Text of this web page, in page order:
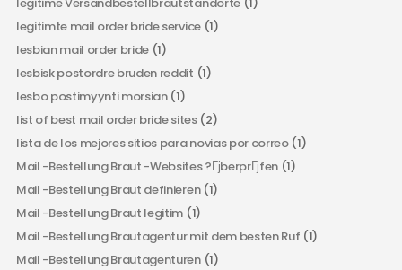
legitimte mail order bride service(1)
lesbian mail order bride (1)
lesbisk postordre bruden reddit (1)
lesbo postimyynti morsian(1)
list of best mail order bride sites(2)
lista de los mejores sitios para novias por correo(1)
Mail -Bestellung Braut -Websites ?ГјberprГјfen(1)
Mail -Bestellung Braut definieren(1)
Mail -Bestellung Braut legitim (1)
Mail -Bestellung Brautagentur mit dem besten Ruf (1)
Mail -Bestellung Brautagenturen(1)